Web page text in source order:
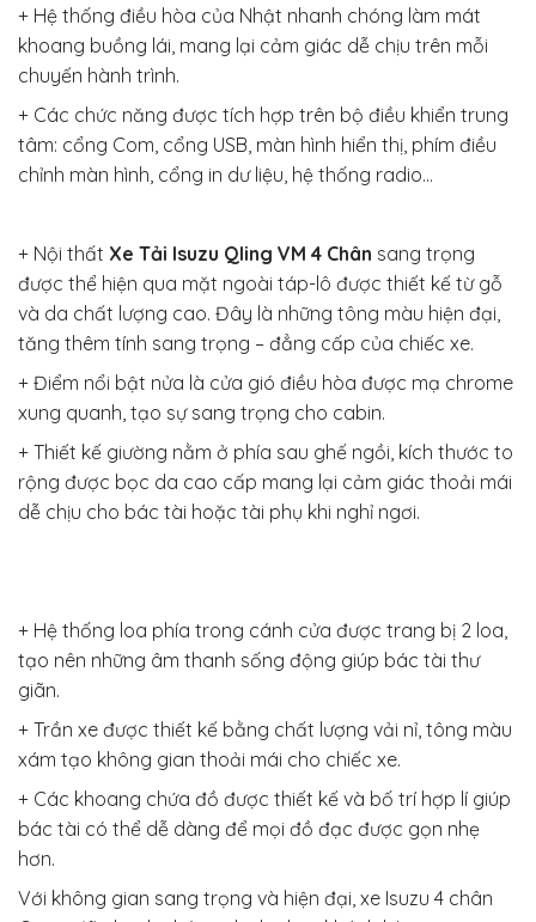
+ Hệ thống điều hòa của Nhật nhanh chóng làm mát
khoang buồng lái, mang lại cảm giác dễ chịu trên mỗi
chuyến hành trình.
+ Các chức năng được tích hợp trên bộ điều khiển trung
tâm: cổng Com, cổng USB, màn hình hiển thị, phím điều
chỉnh màn hình, cổng in dư liệu, hệ thống radio…
+ Nội thất Xe Tải Isuzu Qling VM 4 Chân sang trọng
được thể hiện qua mặt ngoài táp-lô được thiết kế từ gỗ
và da chất lượng cao. Đây là những tông màu hiện đại,
tăng thêm tính sang trọng – đẳng cấp của chiếc xe.
+ Điểm nổi bật nửa là cửa gió điều hòa được mạ chrome
xung quanh, tạo sự sang trọng cho cabin.
+ Thiết kế giường nằm ở phía sau ghế ngồi, kích thước to
rộng được bọc da cao cấp mang lại cảm giác thoải mái
dễ chịu cho bác tài hoặc tài phụ khi nghỉ ngơi.
+ Hệ thống loa phía trong cánh cửa được trang bị 2 loa,
tạo nên những âm thanh sống động giúp bác tài thư
giãn.
+ Trần xe được thiết kế bằng chất lượng vải nỉ, tông màu
xám tạo không gian thoải mái cho chiếc xe.
+ Các khoang chứa đồ được thiết kế và bố trí hợp lí giúp
bác tài có thể dễ dàng để mọi đồ đạc được gọn nhẹ
hơn.
Với không gian sang trọng và hiện đại, xe Isuzu 4 chân